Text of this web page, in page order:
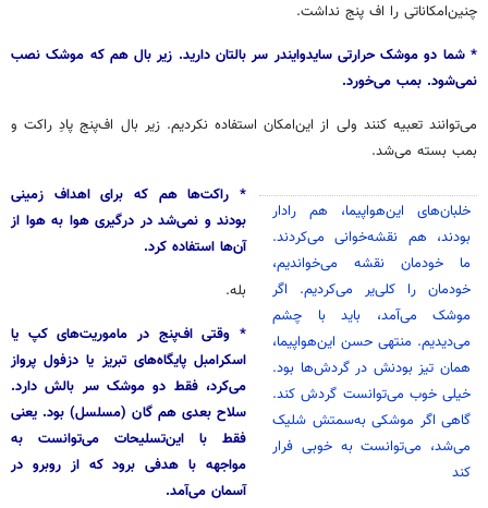
چنین‌امکاناتی را اف پنج نداشت.
* شما دو موشک حرارتی سایدوایندر سر بالتان دارید. زیر بال هم که موشک نصب
نمی‌شود. بمب می‌خورد.
می‌توانند تعبیه کنند ولی از این‌امکان استفاده نکردیم. زیر بال اف‌پنج پادِ راکت و
بمب بسته می‌شد.
خلبان‌های این‌هواپیما، هم رادار
بودند، هم نقشه‌خوانی می‌کردند.
ما خودمان نقشه می‌خواندیم،
خودمان را کلی‌یر می‌کردیم. اگر
موشک می‌آمد، باید با چشم
می‌دیدیم. منتهی حسن این‌هواپیما،
همان تیز بودنش در گردش‌ها بود.
خیلی خوب می‌توانست گردش کند.
گاهی اگر موشکی به‌سمتش شلیک
می‌شد، می‌توانست به خوبی فرار
کند
* راکت‌ها هم که برای اهداف زمینی
بودند و نمی‌شد در درگیری هوا به هوا از
آن‌ها استفاده کرد.
بله.
* وقتی اف‌پنج در ماموریت‌های کپ یا
اسکرامبل پایگاه‌های تبریز یا دزفول پرواز
می‌کرد، فقط دو موشک سر بالش دارد.
سلاح بعدی هم گان (مسلسل) بود. یعنی
فقط با این‌تسلیحات می‌توانست به
مواجهه با هدفی برود که از روبرو در
آسمان می‌آمد.